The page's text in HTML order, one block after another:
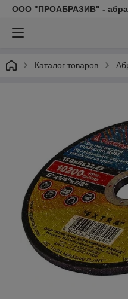
ООО "ПРОАБРАЗИВ" -
Каталог товаров